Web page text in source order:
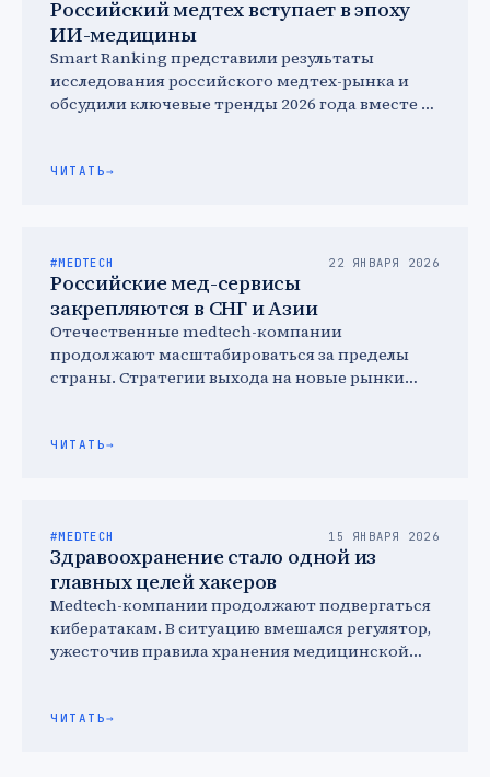
Российский медтех вступает в эпоху
ИИ-медицины
Smart Ranking представили результаты
исследования российского медтех-рынка и
обсудили ключевые тренды 2026 года вместе с
ЧИТАТЬ→
#MEDTECH 22 ЯНВАРЯ 2026
Российские мед-сервисы
закрепляются в СНГ и Азии
Отечественные medtech-компании
продолжают масштабироваться за пределы
страны. Стратегии выхода на новые рынки
зарубежными партнерами.
ЧИТАТЬ→
#MEDTECH 15 ЯНВАРЯ 2026
Здравоохранение стало одной из
главных целей хакеров
Medtech-компании продолжают подвергаться
кибератакам. В ситуацию вмешался регулятор,
ужесточив правила хранения медицинской
ЧИТАТЬ→